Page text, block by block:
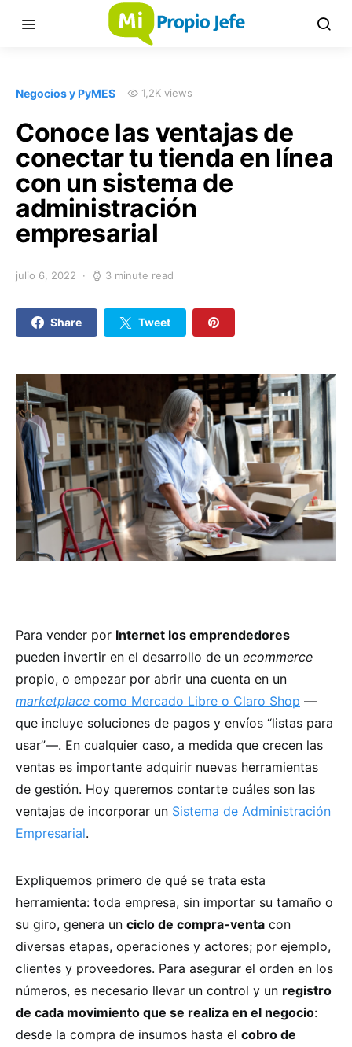
Negocios y PyMES 1,2K views
Conoce las ventajas de
conectar tu tienda en línea
con un sistema de
administración
empresarial
julio 6, 2022 3 minute read
Share Tweet
Para vender por Internet los emprendedores
pueden invertir en el desarrollo de un ecommerce
propio, o empezar por abrir una cuenta en un
marketplace como Mercado Libre o Claro Shop —
que incluye soluciones de pagos y envíos “listas para
usar”—. En cualquier caso, a medida que crecen las
ventas es importante adquirir nuevas herramientas
de gestión. Hoy queremos contarte cuáles son las
ventajas de incorporar un Sistema de Administración
Empresarial.
Expliquemos primero de qué se trata esta
herramienta: toda empresa, sin importar su tamaño o
su giro, genera un ciclo de compra-venta con
diversas etapas, operaciones y actores; por ejemplo,
clientes y proveedores. Para asegurar el orden en los
números, es necesario llevar un control y un registro
de cada movimiento que se realiza en el negocio:
desde la compra de insumos hasta el cobro de